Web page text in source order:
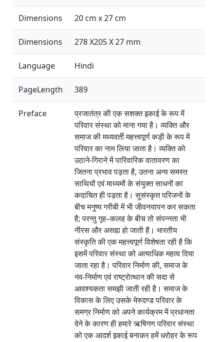
Dimensions 20 cm x 27 cm
Dimensions 278 X205 X 27 mm
Language Hindi
PageLength 389
Preface
प्रजातंत्र की एक सशक्त इकाई के रूप में
परिवार संस्था को माना गया है। व्यक्ति और
समाज की मध्यवर्ती महत्त्वपूर्ण कड़ी के रूप में
परिवार का नाम लिया जाता है। व्यक्ति को
उठाने-गिराने में पारिवारिक वातावरण का
जितना प्रभाव पड़ता है, उतना अन्य समस्त
साथियों एवं माध्यमों के संयुक्त साधनों का
कदाचित ही पड़ता है। सुसंस्कृत परिजनों के
बीच मनुष्य गरीबी में भी जीवनयापन कर सकता
है; परन्तु गृह–कलह के बीच तो संपन्नता भी
नीरस और असह्य हो जाती है। भारतीय
संस्कृति की एक महत्त्वपूर्ण विशेषता रही है कि
इसमें परिवार संस्था को अत्याधिक महत्व दिया
जाता रहा है। परिवार निर्माण की, समाज के
नव-निर्माण एवं राष्ट्रोत्थान की सदा से
आवश्यकता समझी जाती रही है। समाज के
विकास के लिए उसके मेरुदण्ड परिवार के
समग्र निर्माण को अपने कार्यक्रम में प्रधानता
देने के कारण ही हमारे ऋषिगण परिवार संस्था
को एक आदर्श इकाई बनाकर हमें धरोहर के रूप